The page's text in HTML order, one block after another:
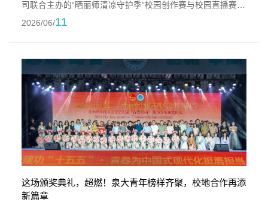
司联合主办的“晒丽师清凉守护季”校园创作赛与校园直播赛圆
满收官。赛事颁奖典礼于6月11日在学校“青春·榜样”2026年
共同出席，为获奖学生颁发荣誉证书与奖励。本次赛事依托
业真实市场需求，将产业实操场景引入校园课堂，以赛促
学，践行产教融合育人理念。活...
2026/06/11
这场颁奖典礼，超燃！泉大青年榜样齐聚，校地合作再添
新篇章